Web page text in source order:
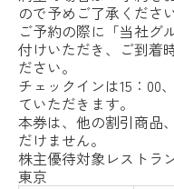
ので予めご了承くださ
ご予約の際に「当社グ
付けいただき、ご到着
ださい。
チェックインは15：00
ていただきます。
本券は、他の割引商品
だけません。
株主優待対象レストラ
東京